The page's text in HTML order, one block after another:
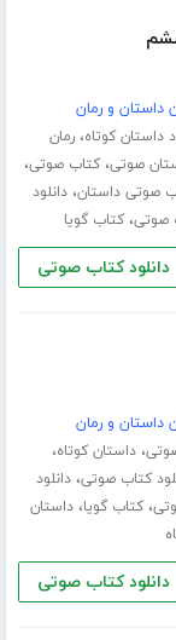
داستان و رمان
داستان کوتاه،رمان
صوتی،کتاب صوتی،
صوتی داستان،دانلود
صوتی،کتاب گویا
دانلود کتاب صوتی
داستان و رمان
،داستان کوتاه،
کتاب صوتی،دانلود
،کتاب گویا،داستان
دانلود کتاب صوتی